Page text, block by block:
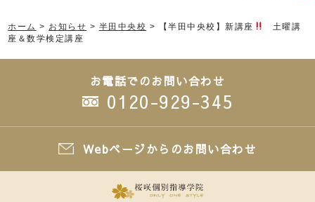
ホーム > お知らせ > 半田中央校 > 【半田中央校】新講座
土曜講
座＆数学検定講座
お電話でのお問い合わせ
0120-929-345
Webページからのお問い合わせ